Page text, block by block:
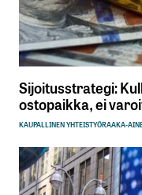
Sijoitusstrategi:
ostopaikka, ei
KAUPALLINEN YHTEISTYÖRAAKA-